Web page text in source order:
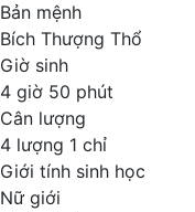
Bản mệnh
Bích Thượng Thổ
Giờ sinh
4 giờ 50 phút
Cân lượng
4 lượng 1 chỉ
Giới tính sinh học
Nữ giới